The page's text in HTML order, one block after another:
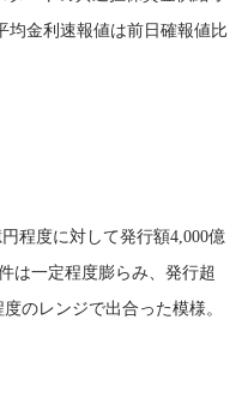
均金利速報値は前日確報値比
程度に対して発行額4,000億
は一定程度膨らみ、発行超
のレンジで出合った模様。